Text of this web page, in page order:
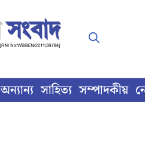
অন্যান্য সাহিত্য সম্পাদকীয়